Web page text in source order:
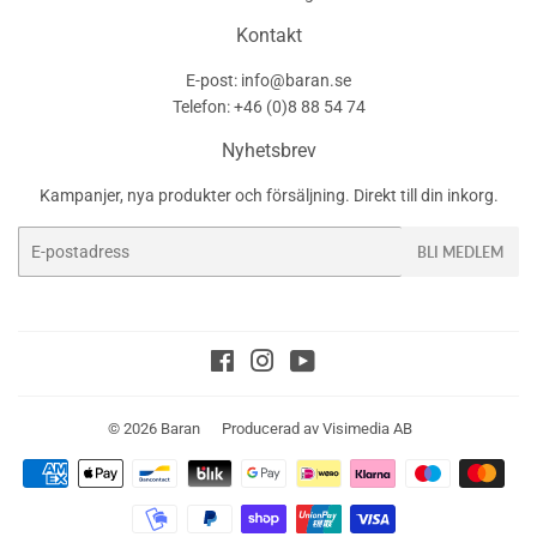
Kontakt
E-post: info@baran.se
Telefon: +46 (0)8 88 54 74
Nyhetsbrev
Kampanjer, nya produkter och försäljning. Direkt till din inkorg.
post
BLI MEDLEM
FacebookInstagram
© 2026 Baran Producerad av Visimedia AB
Betalningsikoner